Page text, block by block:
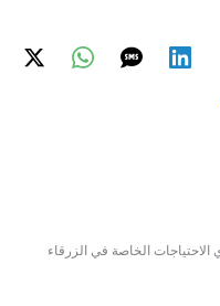
الاحتياجات الخاصة في الزرقاء